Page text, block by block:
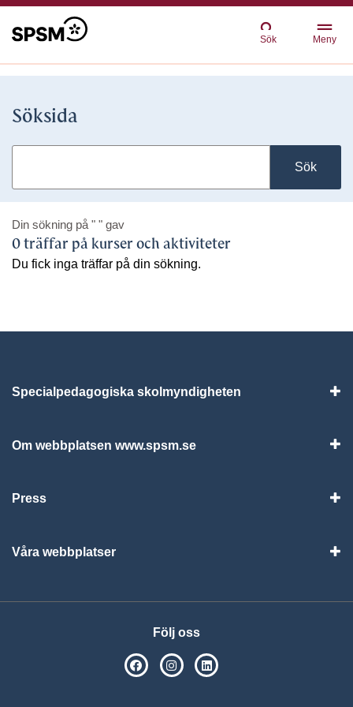
Sök Meny
Söksida
Sök
Din sökning på " " gav
0 träffar på kurser och aktiviteter
Du fick inga träffar på din sökning.
Specialpedagogiska skolmyndigheten
Om webbplatsen www.spsm.se
Press
Våra webbplatser
Följ oss
SPSM på Facebook
SPSM på Instagram